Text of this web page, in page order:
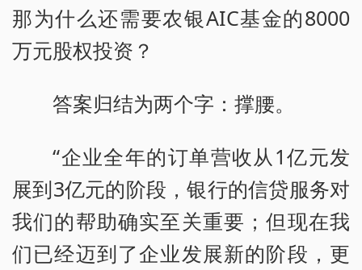
那为什么还需要农银AIC基金的8000
万元股权投资？
答案归结为两个字：撑腰。
“企业全年的订单营收从1亿元发
展到3亿元的阶段，银行的信贷服务对
我们的帮助确实至关重要；但现在我
们已经迈到了企业发展新的阶段，更